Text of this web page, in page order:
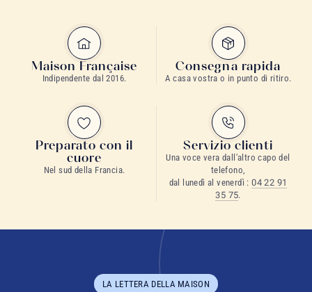
Maison Française
Indipendente dal 2016.
Consegna rapida
A casa vostra o in punto di ritiro.
Preparato con il
cuore
Nel sud della Francia.
Servizio clienti
Una voce vera dall'altro capo del
telefono,
dal lunedì al venerdì :04 22 91
35 75.
LA LETTERA DELLA MAISON